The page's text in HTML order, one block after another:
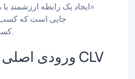
«ایجاد یک رابطه ارزشمند
جایی است که
کسب‌وکارهای ناپایدار جدا می‌شوند.